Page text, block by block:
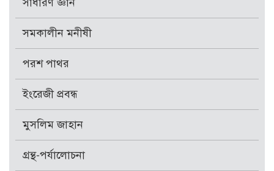
সমকালীন মনীষী
পরশ পাথর
ইংরেজী প্রবন্ধ
মুসলিম জাহান
গ্রন্থ-পর্যালোচনা